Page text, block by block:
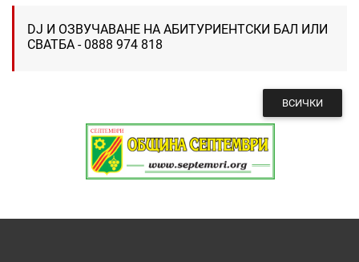
DJ И ОЗВУЧАВАНЕ НА АБИТУРИЕНТСКИ БАЛ ИЛИ
СВАТБА - 0888 974 818
ВСИЧКИ